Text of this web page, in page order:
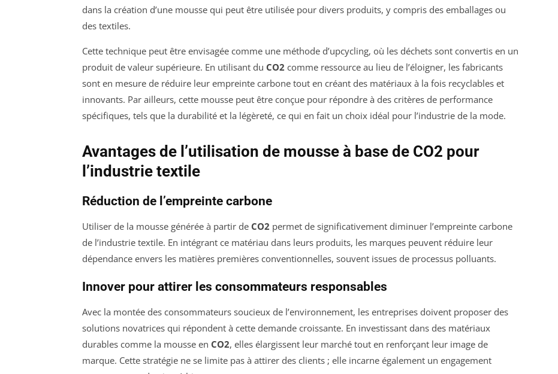
dans la création d’une mousse qui peut être utilisée pour divers produits, y compris des emballages ou
des textiles.
Cette technique peut être envisagée comme une méthode d’upcycling, où les déchets sont convertis en un
produit de valeur supérieure. En utilisant du CO2 comme ressource au lieu de l’éloigner, les fabricants
sont en mesure de réduire leur empreinte carbone tout en créant des matériaux à la fois recyclables et
innovants. Par ailleurs, cette mousse peut être conçue pour répondre à des critères de performance
spécifiques, tels que la durabilité et la légèreté, ce qui en fait un choix idéal pour l’industrie de la mode.
Avantages de l’utilisation de mousse à base de CO2 pour
l’industrie textile
Réduction de l’empreinte carbone
Utiliser de la mousse générée à partir de CO2 permet de significativement diminuer l’empreinte carbone
de l’industrie textile. En intégrant ce matériau dans leurs produits, les marques peuvent réduire leur
dépendance envers les matières premières conventionnelles, souvent issues de processus polluants.
Innover pour attirer les consommateurs responsables
Avec la montée des consommateurs soucieux de l’environnement, les entreprises doivent proposer des
solutions novatrices qui répondent à cette demande croissante. En investissant dans des matériaux
durables comme la mousse en CO2, elles élargissent leur marché tout en renforçant leur image de
marque. Cette stratégie ne se limite pas à attirer des clients ; elle incarne également un engagement